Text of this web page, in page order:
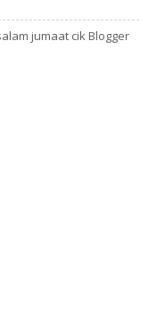
jumaat cik Blogger